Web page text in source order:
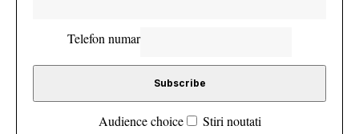
Telefon numar
Audience choice
Stiri noutati